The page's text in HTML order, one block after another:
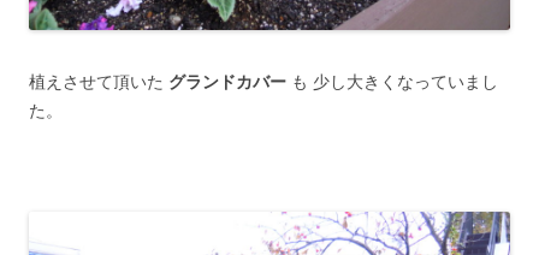
植えさせて頂いた グランドカバー も 少し大きくなっていまし
た。